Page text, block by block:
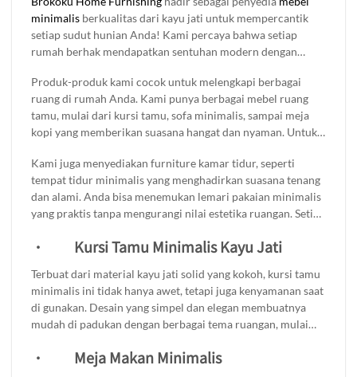
minimalis berkualitas dari kayu jati untuk mempercantik
setiap sudut hunian Anda! Kami percaya bahwa setiap
rumah berhak mendapatkan sentuhan modern dengan
produk dengan desain minimalis yang menonjolkan
keindahan serat alami kayu jati yang kuat dan tahan lama.
Produk-produk kami cocok untuk melengkapi berbagai
ruang di rumah Anda. Kami punya berbagai mebel ruang
tamu, mulai dari kursi tamu, sofa minimalis, sampai meja
kopi yang memberikan suasana hangat dan nyaman. Untuk
perhatian, lengkap dengan kursi nyaman dan estetik.
Kami juga menyediakan furniture kamar tidur, seperti
tempat tidur minimalis yang menghadirkan suasana tenang
dan alami. Anda bisa menemukan lemari pakaian minimalis
yang praktis tanpa mengurangi nilai estetika ruangan. Setiap
profesional kami, sehingga Anda bisa mendapatkan produk
· Kursi Tamu Minimalis Kayu Jati
Terbuat dari material kayu jati solid yang kokoh, kursi tamu
minimalis ini tidak hanya awet, tetapi juga kenyamanan saat
di gunakan. Desain yang simpel dan elegan membuatnya
mudah di padukan dengan berbagai tema ruangan, mulai
menambahkan bantal berwarna-warni untuk memberikan
· Meja Makan Minimalis